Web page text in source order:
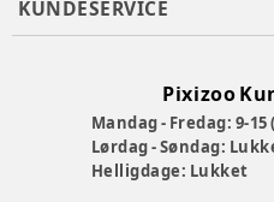
KUNDESERVICE
Pixizoo
Mandag - Fredag: 9-
Lørdag - Søndag:
Helligdage: Lukket